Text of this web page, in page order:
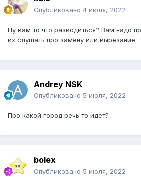
Опубликовано 4 июля, 2022
Ну вам то что разводиться? Вам надо
их слушать про замену или вырезание
Andrey NSK
Опубликовано 5 июля, 2022
Про какой город речь то идет?
bolex
Опубликовано 5 июля, 2022